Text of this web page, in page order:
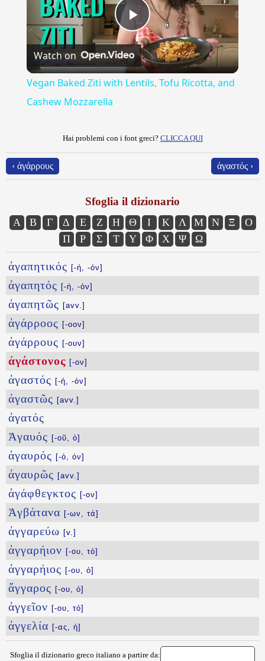
Play
Video
Watch on
Vegan Baked Ziti with Lentils, Tofu Ricotta, and
Cashew Mozzarella
Hai problemi con i font greci? CLICCA QUI
‹ ἀγάρρους ἀγαστός ›
Sfoglia il dizionario
Α Β Γ Δ Ε Ζ Η Θ Ι Κ Λ Μ Ν Ξ
Ο
Π
Ρ Σ Τ Υ Φ Χ Ψ Ω
ἀγαπητικός [-ή, -όν]
ἀγαπητός [-ή, -όν]
ἀγαπητῶς [avv.]
ἀγάρροος [-οον]
ἀγάρρους [-ουν]
ἀγάστονος [-ον]
ἀγαστός [-ή, -όν]
ἀγαστῶς [avv.]
ἀγατός
Ἀγαυός [-οῦ, ὁ]
ἀγαυρός [-ό, όν]
ἀγαυρῶς [avv.]
ἀγάφθεγκτος [-ον]
Ἀγβάτανα [-ων, τά]
ἀγγαρεύω [v.]
ἀγγαρήιον [-ου, τό]
ἀγγαρήιος [-ου, ὁ]
ἄγγαρος [-ου, ὁ]
ἀγγεῖον [-ου, τό]
ἀγγελία [-ας, ἡ]
Sfoglia il dizionario greco italiano a partire da: